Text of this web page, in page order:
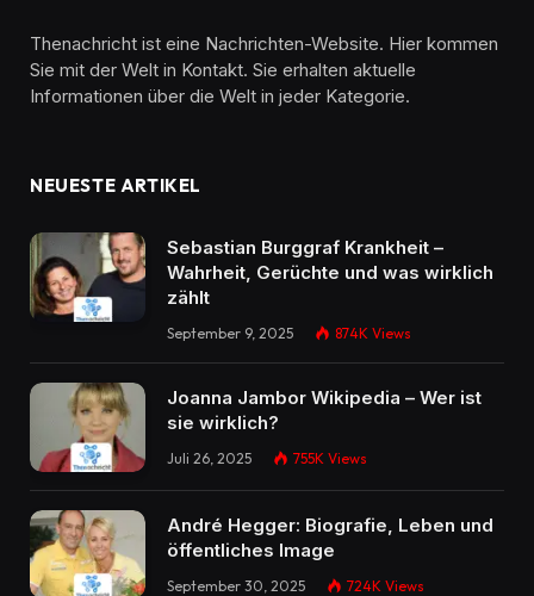
Thenachricht ist eine Nachrichten-Website. Hier kommen
Sie mit der Welt in Kontakt. Sie erhalten aktuelle
Informationen über die Welt in jeder Kategorie.
NEUESTE ARTIKEL
Sebastian Burggraf Krankheit –
Wahrheit, Gerüchte und was wirklich
zählt
September 9, 2025 874K Views
Joanna Jambor Wikipedia – Wer ist
sie wirklich?
Juli 26, 2025 755K Views
André Hegger: Biografie, Leben und
öffentliches Image
September 30, 2025 724K Views